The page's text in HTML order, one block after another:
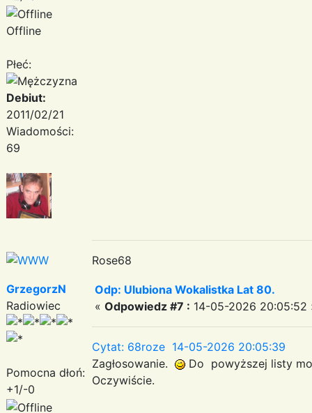
Offline
Płeć:
Debiut:
2011/02/21
Wiadomości:
69
Rose68
GrzegorzN
Radiowiec
Pomocna dłoń:
+1/-0
Odp: Ulubiona Wokalistka Lat 80.
« Odpowiedz #7 : 14-05-2026 20:05:52
Cytat: 68roze 14-05-2026 20:05:39
Zagłosowanie.
Do powyższej listy
Oczywiście.